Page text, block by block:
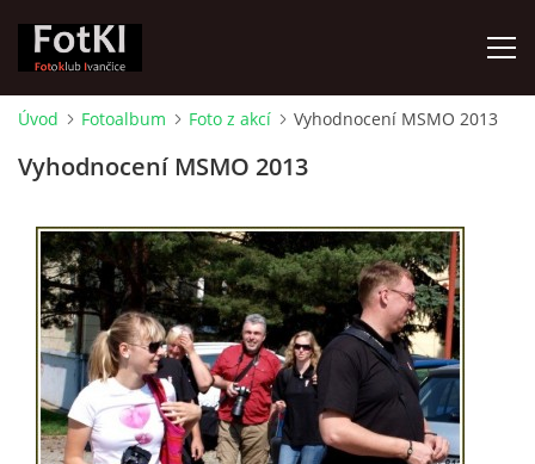
KRONIKA
FOTO VYCHÁZKY
ŽIVOT FOTOKLUBU
Úvod Fotoalbum Foto z akcí Vyhodnocení MSMO 2013
Vyhodnocení MSMO 2013